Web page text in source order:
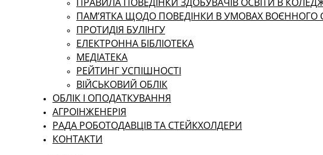
ПАМ’ЯТКА ЩОДО ПОВЕДІНКИ В УМОВАХ ВОЄННОГО
ПРОТИДІЯ БУЛІНГУ
ЕЛЕКТРОННА БІБЛІОТЕКА
МЕДІАТЕКА
РЕЙТИНГ УСПІШНОСТІ
ВІЙСЬКОВИЙ ОБЛІК
ОБЛІК І ОПОДАТКУВАННЯ
АГРОІНЖЕНЕРІЯ
РАДА РОБОТОДАВЦІВ ТА СТЕЙКХОЛДЕРИ
КОНТАКТИ